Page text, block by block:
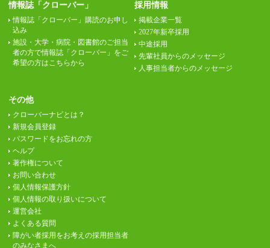
情報誌「クローバー」
情報誌「クローバー」購読のお申し
込み
施設・大学・病院・図書館のご担当
者の方で情報誌「クローバー」をご
希望の方はこちらから
採用情報
掲載企業一覧
2027年新卒採用
中途採用
先輩社員からのメッセージ
人事担当者からのメッセージ
その他
クローバーナビとは？
新規会員登録
パスワードをお忘れの方
ヘルプ
著作権について
お問い合わせ
個人情報保護方針
個人情報の取り扱いについて
運営会社
よくある質問
障がい者採用をお考えの採用担当者
のみなさまへ